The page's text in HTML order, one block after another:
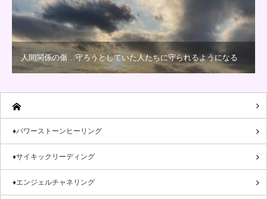
人間関係の傷…守ろうとしていた人たちに守られるようになる
♦パワーストーンヒーリング
♦サイキックリーディング
♦エンジェルチャネリング